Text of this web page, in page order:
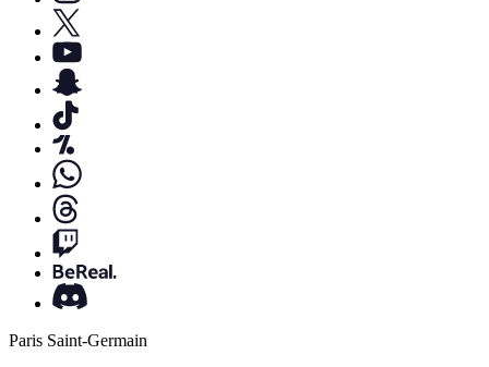
Paris Saint-Germain